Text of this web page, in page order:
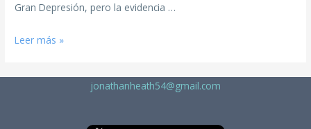
Gran Depresión, pero la evidencia …
Leer más »
jonathanheath54@gmail.com